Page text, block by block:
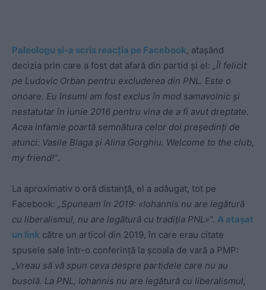
Paleologu și-a scris reacția pe Facebook, atașând
decizia prin care a fost dat afară din partid și el: „Îl felicit
pe Ludovic Orban pentru excluderea din PNL. Este o
onoare. Eu însumi am fost exclus în mod samavolnic și
nestatutar în iunie 2016 pentru vina de a fi avut dreptate.
Acea infamie poartă semnătura celor doi președinți de
atunci: Vasile Blaga și Alina Gorghiu. Welcome to the club,
my friend!“.
La aproximativ o oră distanță, el a adăugat, tot pe
Facebook: „Spuneam în 2019: «Iohannis nu are legătură
cu liberalismul, nu are legătură cu tradiţia PNL»“. A atașat
un link către un articol din 2019, în care erau citate
spusele sale într-o conferință la școala de vară a PMP:
„Vreau să vă spun ceva despre partidele care nu au
busolă. La PNL, Iohannis nu are legătură cu liberalismul,